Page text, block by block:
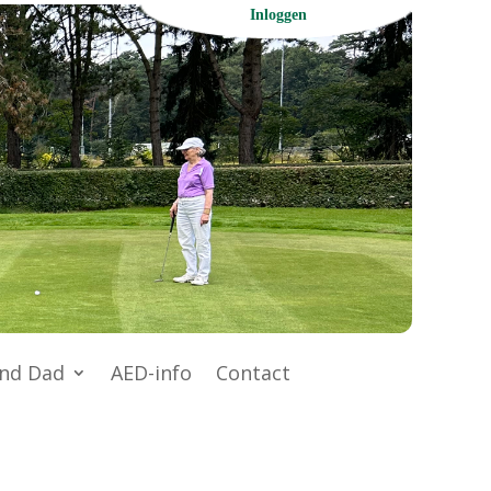
Inloggen
Dad AED-info Contact